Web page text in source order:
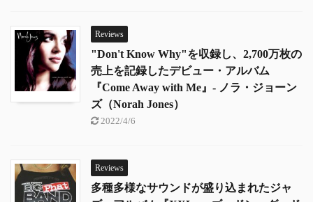
Reviews
"Don't Know Why"を収録し、2,700万枚の
売上を記録したデビュー・アルバム
『Come Away with Me』- ノラ・ジョーン
ズ（Norah Jones）
2022/4/6
Reviews
多種多様なサウンドが盛り込まれたジャ